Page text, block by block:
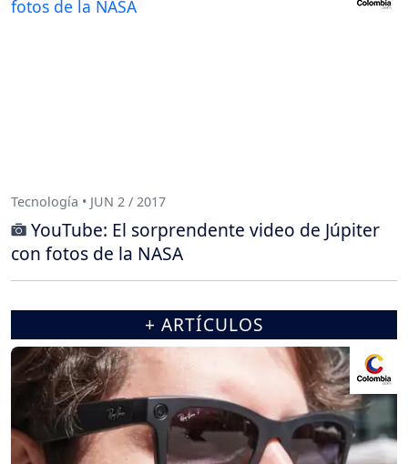
Tecnología • JUN 2 / 2017
YouTube: El sorprendente video de Júpiter
con fotos de la NASA
+ ARTÍCULOS